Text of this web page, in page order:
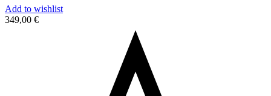
Add to wishlist
349,00 €